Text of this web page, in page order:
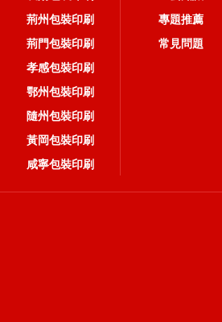
荊州包裝印刷
荊門包裝印刷
孝感包裝印刷
鄂州包裝印刷
隨州包裝印刷
黃岡包裝印刷
咸寧包裝印刷
專題推薦
常見問題